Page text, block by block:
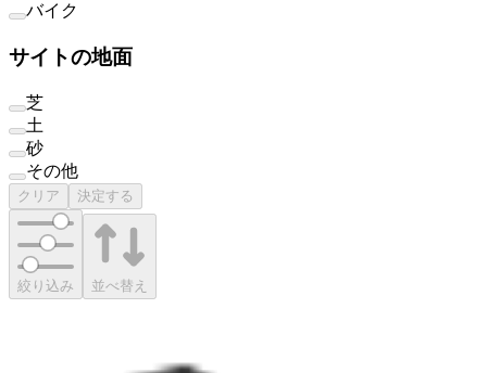
バイク
サイトの地面
芝
土
砂
その他
クリア 決定する
絞り込み 並べ替え